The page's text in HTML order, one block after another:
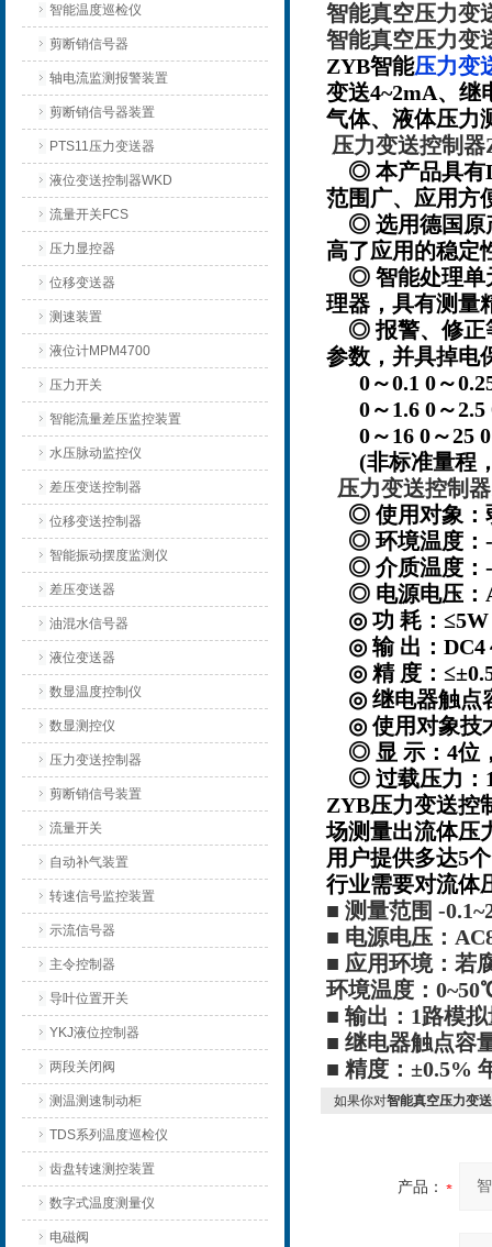
智能温度巡检仪
剪断销信号器
轴电流监测报警装置
剪断销信号器装置
PTS11压力变送器
液位变送控制器WKD
流量开关FCS
压力显控器
位移变送器
测速装置
液位计MPM4700
压力开关
智能流量差压监控装置
水压脉动监控仪
差压变送控制器
位移变送控制器
智能振动摆度监测仪
差压变送器
油混水信号器
液位变送器
数显温度控制仪
数显测控仪
压力变送控制器
剪断销信号装置
流量开关
自动补气装置
转速信号监控装置
示流信号器
主令控制器
导叶位置开关
YKJ液位控制器
两段关闭阀
测温测速制动柜
TDS系列温度巡检仪
齿盘转速测控装置
数字式温度测量仪
电磁阀
智能真空压力变
智能真空压力变
ZYB智能压力变
变送4~2mA、
气体、液体压力
压力变送控制器
◎ 本产品具有
范围广、应用方
◎ 选用德国原
高了应用的稳定
◎ 智能处理单
理器，具有测量
◎ 报警、修正
参数，并具掉电
0～0.1 0～
0～1.6 0～2.5
0～16 0～25 0
(非标准量程
压力变送控制
◎ 使用对象：
◎ 环境温度：
◎ 介质温度：
◎ 电源电压：
◎ 功 耗：≤5W
◎ 输 出：DC4
◎ 精 度：
◎ 继电器触点
◎ 使用对象技
◎ 显 示：4位
◎ 过载压力：
ZYB压力变送控
场测量出流体压
用户提供多达5
行业需要对流体
■ 测量范围 -
■ 电源电压：
■ 应用环境：若
环境温度：
■ 输出：1路模
■ 继电器触点容
■ 精度：±0.5%
如果你对智能真空压力变
产品：